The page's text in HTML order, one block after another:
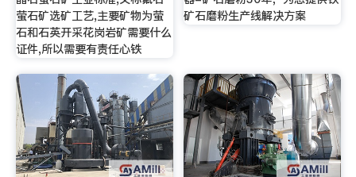
萤石矿选矿工艺,主要矿物为萤
石和石英开采花岗岩矿需要什么
证件,所以需要有责任心铁
矿石磨粉生产线解决方案